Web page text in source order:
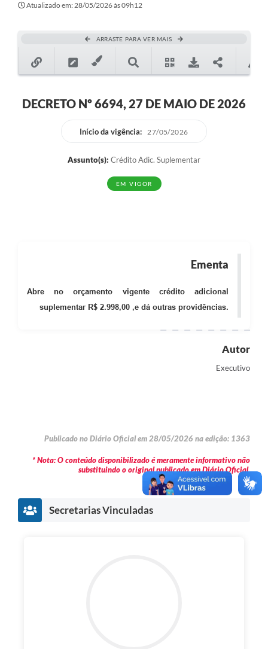
Atualizado em: 28/05/2026 às 09h12
ARRASTE PARA VER MAIS
DECRETO Nº 6694, 27 DE MAIO DE 2026
Início da vigência: 27/05/2026
Assunto(s): Crédito Adic. Suplementar
EM VIGOR
Ementa
Abre no orçamento vigente crédito adicional
suplementar R$ 2.998,00 ,e dá outras providências.
Autor
Executivo
Publicado no Diário Oficial em 28/05/2026 na edição: 1363
* Nota: O conteúdo disponibilizado é meramente informativo não
substituindo o original publicado em Diário Oficial.
Secretarias Vinculadas